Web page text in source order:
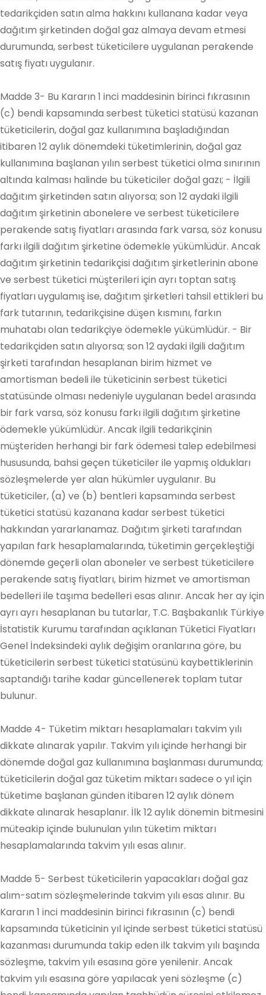
tedarikçiden satın alma hakkını kullanana kadar veya
dağıtım şirketinden doğal gaz almaya devam etmesi
durumunda, serbest tüketicilere uygulanan perakende
satış fiyatı uygulanır.
Madde 3- Bu Kararın 1 inci maddesinin birinci fıkrasının
(c) bendi kapsamında serbest tüketici statüsü kazanan
tüketicilerin, doğal gaz kullanımına başladığından
itibaren 12 aylık dönemdeki tüketimlerinin, doğal gaz
kullanımına başlanan yılın serbest tüketici olma sınırının
altında kalması halinde bu tüketiciler doğal gazı; - İlgili
dağıtım şirketinden satın alıyorsa; son 12 aydaki ilgili
dağıtım şirketinin abonelere ve serbest tüketicilere
perakende satış fiyatları arasında fark varsa, söz konusu
farkı ilgili dağıtım şirketine ödemekle yükümlüdür. Ancak
dağıtım şirketinin tedarikçisi dağıtım şirketlerinin abone
ve serbest tüketici müşterileri için ayrı toptan satış
fiyatları uygulamış ise, dağıtım şirketleri tahsil ettikleri bu
fark tutarının, tedarikçisine düşen kısmını, farkın
muhatabı olan tedarikçiye ödemekle yükümlüdür. - Bir
tedarikçiden satın alıyorsa; son 12 aydaki ilgili dağıtım
şirketi tarafından hesaplanan birim hizmet ve
amortisman bedeli ile tüketicinin serbest tüketici
statüsünde olması nedeniyle uygulanan bedel arasında
bir fark varsa, söz konusu farkı ilgili dağıtım şirketine
ödemekle yükümlüdür. Ancak ilgili tedarikçinin
müşteriden herhangi bir fark ödemesi talep edebilmesi
hususunda, bahsi geçen tüketiciler ile yapmış oldukları
sözleşmelerde yer alan hükümler uygulanır. Bu
tüketiciler, (a) ve (b) bentleri kapsamında serbest
tüketici statüsü kazanana kadar serbest tüketici
hakkından yararlanamaz. Dağıtım şirketi tarafından
yapılan fark hesaplamalarında, tüketimin gerçekleştiği
dönemde geçerli olan aboneler ve serbest tüketicilere
perakende satış fiyatları, birim hizmet ve amortisman
bedelleri ile taşıma bedelleri esas alınır. Ancak her ay için
ayrı ayrı hesaplanan bu tutarlar, T.C. Başbakanlık Türkiye
İstatistik Kurumu tarafından açıklanan Tüketici Fiyatları
Genel İndeksindeki aylık değişim oranlarına göre, bu
tüketicilerin serbest tüketici statüsünü kaybettiklerinin
saptandığı tarihe kadar güncellenerek toplam tutar
bulunur.
Madde 4- Tüketim miktarı hesaplamaları takvim yılı
dikkate alınarak yapılır. Takvim yılı içinde herhangi bir
dönemde doğal gaz kullanımına başlanması durumunda;
tüketicilerin doğal gaz tüketim miktarı sadece o yıl için
tüketime başlanan günden itibaren 12 aylık dönem
dikkate alınarak hesaplanır. İlk 12 aylık dönemin bitmesini
müteakip içinde bulunulan yılın tüketim miktarı
hesaplamalarında takvim yılı esas alınır.
Madde 5- Serbest tüketicilerin yapacakları doğal gaz
alım-satım sözleşmelerinde takvim yılı esas alınır. Bu
Kararın 1 inci maddesinin birinci fıkrasının (c) bendi
kapsamında tüketicinin yıl içinde serbest tüketici statüsü
kazanması durumunda takip eden ilk takvim yılı başında
sözleşme, takvim yılı esasına göre yenilenir. Ancak
takvim yılı esasına göre yapılacak yeni sözleşme (c)